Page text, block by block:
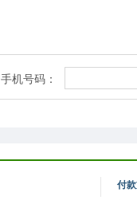
手机号码：
付